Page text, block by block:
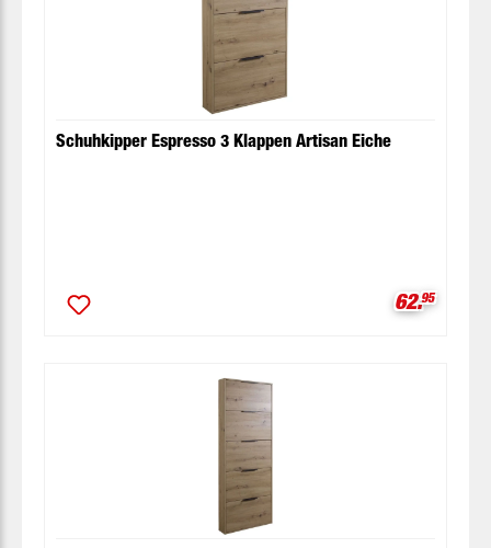
Schuhkipper Espresso 3 Klappen Artisan Eiche
62.95